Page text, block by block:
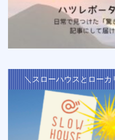
＼スローハウスとロー